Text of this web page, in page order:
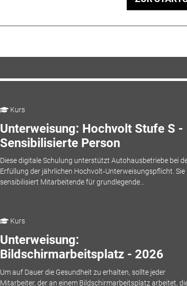
Kurs
Unterweisung: Hochvolt Stufe S -
Sensibilisierte Person
Diese digitale Schulung unterstützt Autohausbetriebe bei
Erfüllung der jährlichen Hochvolt‑Unterweisungspflicht. Sie
sensibilisiert Mitarbeitende für grundlegende...
Kurs
Unterweisung:
Bildschirmarbeitsplatz - 2026
Um auf Dauer die Gesundheit zu erhalten, sollte jeder
Mitarbeiter, der an einem Bildschirmarbeitsplatz arbeitet,